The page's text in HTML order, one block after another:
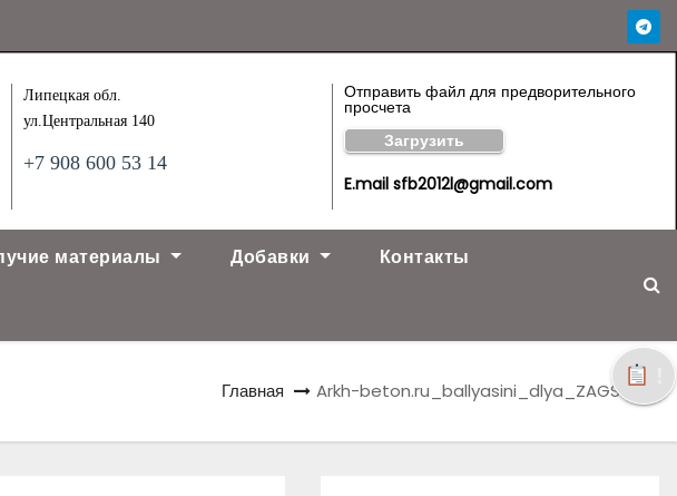
Липецкая обл.
ул.Центральная 140
+7 908 600 53 14
Отправить файл для предворительного
просчета
Загрузить
E.mail sfb2012l@gmail.com
материалы Добавки Контакты
Главная Arkh-beton.ru_ballyasini_dlya_ZAGSA23